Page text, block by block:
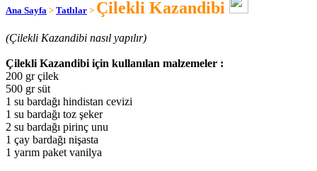
Ana Sayfa > Tatlılar > Çilekli Kazandibi
(Çilekli Kazandibi nasıl yapılır)
Çilekli Kazandibi için kullanılan malzemeler :
200 gr çilek
500 gr süt
1 su bardağı hindistan cevizi
1 su bardağı toz şeker
2 su bardağı pirinç unu
1 çay bardağı nişasta
1 yarım paket vanilya